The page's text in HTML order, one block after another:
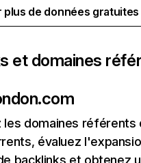
plus de données
et domaines
les domaines référents
évaluez
backlinks et obtenez